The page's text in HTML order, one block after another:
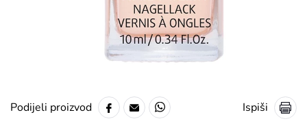
Podijeli proizvod Ispiši